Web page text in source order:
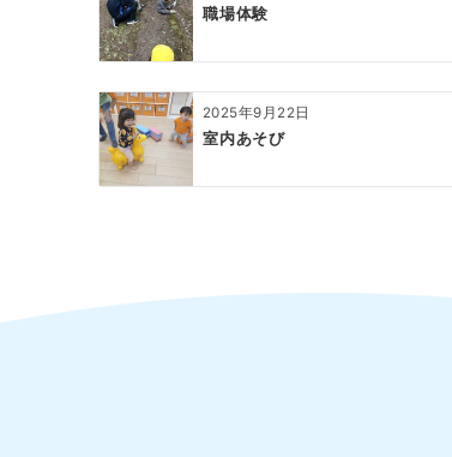
シ
ョ
ン
職場体験
2025年9月22日
室内あそび